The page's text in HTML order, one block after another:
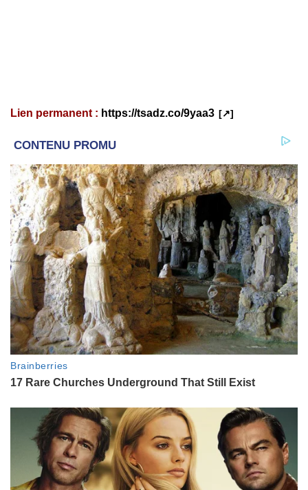
Lien permanent : https://tsadz.co/9yaa3